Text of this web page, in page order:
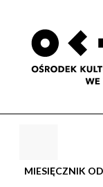
MIESIĘCZNIK